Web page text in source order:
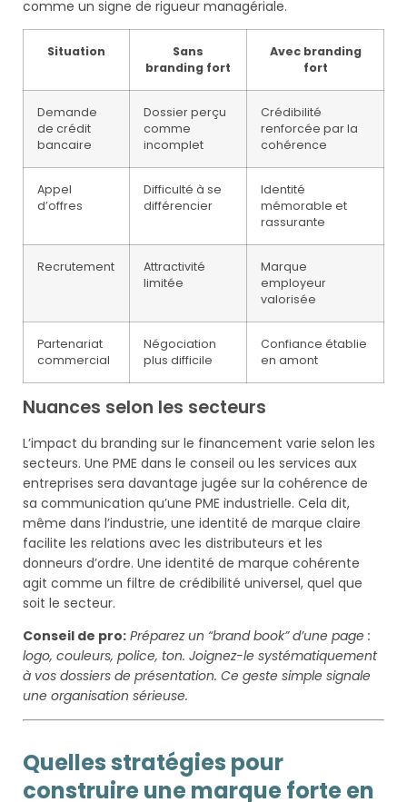
comme un signe de rigueur managériale.
Situation
Sans
branding fort
Avec branding
fort
Demande
de crédit
bancaire
Dossier perçu
comme
incomplet
Crédibilité
renforcée par la
cohérence
Appel
d’offres
Difficulté à se
différencier
Identité
mémorable et
rassurante
Recrutement
Attractivité
limitée
Marque
employeur
valorisée
Partenariat
commercial
Négociation
plus difficile
Confiance établie
en amont
Nuances selon les secteurs
L’impact du branding sur le financement varie selon les
secteurs. Une PME dans le conseil ou les services aux
entreprises sera davantage jugée sur la cohérence de
sa communication qu’une PME industrielle. Cela dit,
même dans l’industrie, une identité de marque claire
facilite les relations avec les distributeurs et les
donneurs d’ordre. Une identité de marque cohérente
agit comme un filtre de crédibilité universel, quel que
soit le secteur.
Conseil de pro: Préparez un “brand book” d’une page :
logo, couleurs, police, ton. Joignez-le systématiquement
à vos dossiers de présentation. Ce geste simple signale
une organisation sérieuse.
Quelles stratégies pour
construire une marque forte en